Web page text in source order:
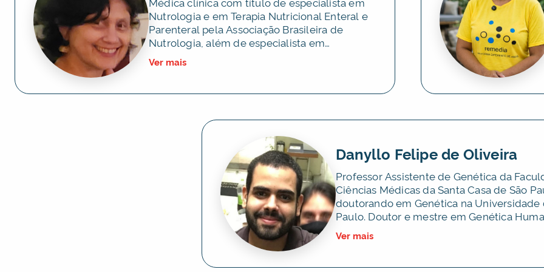
Nutrologia e em Terapia Nutricional Enteral e
Parenteral pela Associação Brasileira de
Nutrologia, além de especialista em
Homeopatia pela Associação Médica
Homeopática Brasileira. Possui sólida
multidisciplinares de terapia nutricional
de 20 anos. Conta ainda com formação
complementar em doenças genéticas raras na
atenção básica à saúde pela Universidade
Federal do Rio Grande do Sul, com atuação
voltada ao cuidado integral e especializado
em terapia nutricional e assistência clínica.
Ver mais
Danyllo Felipe de Oliveira
Professor Assistente de Genética da
Ciências Médicas da Santa Casa de São
doutorando em Genética na Universidade
Paulo. Doutor e mestre em Genética
ampla experiência em biologia molecular,
humana e pesquisa translacional, com
Ver mais